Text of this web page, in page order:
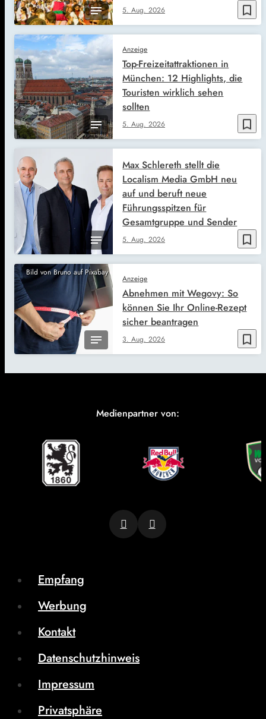
bookmark_border
5. Aug. 2026
bookmark_border
Anzeige
5. Aug. 2026
Top-Freizeitattraktionen in
München: 12 Highlights, die
Touristen wirklich sehen
sollten
bookmark_border
5. Aug. 2026
Max Schlereth stellt die
Localism Media GmbH neu
auf und beruft neue
Führungsspitzen für
Gesamtgruppe und Sender
Bild von Bruno auf Pixabay
bookmark_border
Anzeige
3. Aug. 2026
Abnehmen mit Wegovy: So
können Sie Ihr Online-Rezept
sicher beantragen
Medienpartner von:
Empfang
Werbung
Kontakt
Datenschutzhinweis
Impressum
Privatsphäre